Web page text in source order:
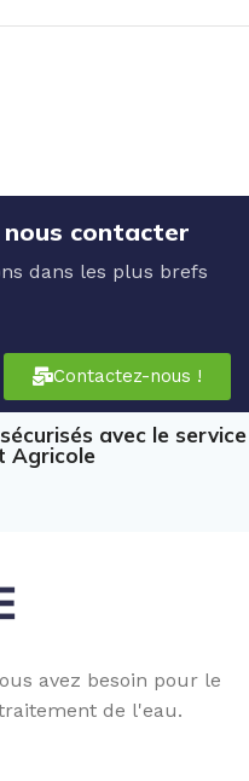
contacter
dans les plus brefs
Contactez-nous !
avec le service
Agricole
avez besoin pour le
de l'eau.